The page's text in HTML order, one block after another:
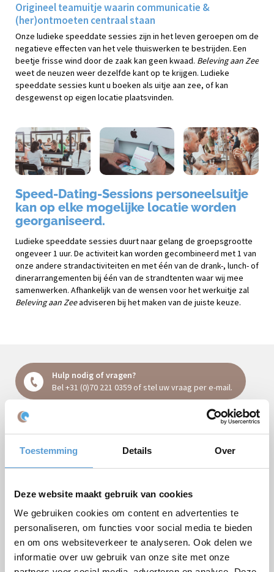
Toestemming Details Over
Deze website maakt gebruik van cookies
We gebruiken cookies om content en advertenties te
personaliseren, om functies voor social media te bieden
en om ons websiteverkeer te analyseren. Ook delen we
informatie over uw gebruik van onze site met onze
Origineel teamuitje waarin communicatie &
(her)ontmoeten centraal staan
Onze ludieke speeddate sessies zijn in het leven geroepen om de
negatieve effecten van het vele thuiswerken te bestrijden. Een
beetje frisse wind door de zaak kan geen kwaad. Beleving aan Zee
weet de neuzen weer dezelfde kant op te krijgen. Ludieke
speeddate sessies kunt u boeken als uitje aan zee, of kan
desgewenst op eigen locatie plaatsvinden.
Speed-Dating-Sessions personeelsuitje
kan op elke mogelijke locatie worden
georganiseerd.
Ludieke speeddate sessies duurt naar gelang de groepsgrootte
ongeveer 1 uur. De activiteit kan worden gecombineerd met 1 van
onze andere strandactiviteiten en met één van de drank-, lunch- of
dinerarrangementen bij één van de strandtenten waar wij mee
samenwerken. Afhankelijk van de wensen voor het werkuitje zal
Beleving aan Zeeadviseren bij het maken van de juiste keuze.
Hulp nodig of vragen?
Bel+31 (0)70 221 0359 of stel uw vraag per e-mail.
Bedrijf / Groepsnaam
Gelegenheid
Voornaam